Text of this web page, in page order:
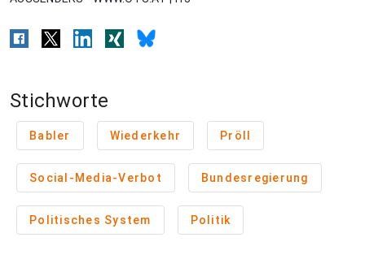
Stichworte
Babler Wiederkehr Pröll
Social-Media-Verbot Bundesregierung
Politisches System Politik